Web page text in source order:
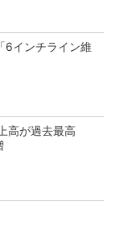
6インチライン維
高が過去最高